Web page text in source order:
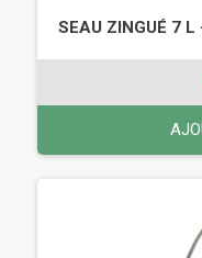
SEAU ZINGUÉ 7